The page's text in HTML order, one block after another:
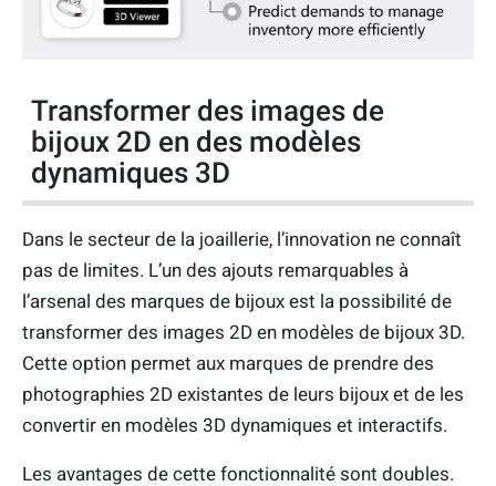
Transformer des images de
bijoux 2D en des modèles
dynamiques 3D
Dans le secteur de la joaillerie, l’innovation ne connaît
pas de limites. L’un des ajouts remarquables à
l’arsenal des marques de bijoux est la possibilité de
transformer des images 2D en modèles de bijoux 3D.
Cette option permet aux marques de prendre des
photographies 2D existantes de leurs bijoux et de les
convertir en modèles 3D dynamiques et interactifs.
Les avantages de cette fonctionnalité sont doubles.